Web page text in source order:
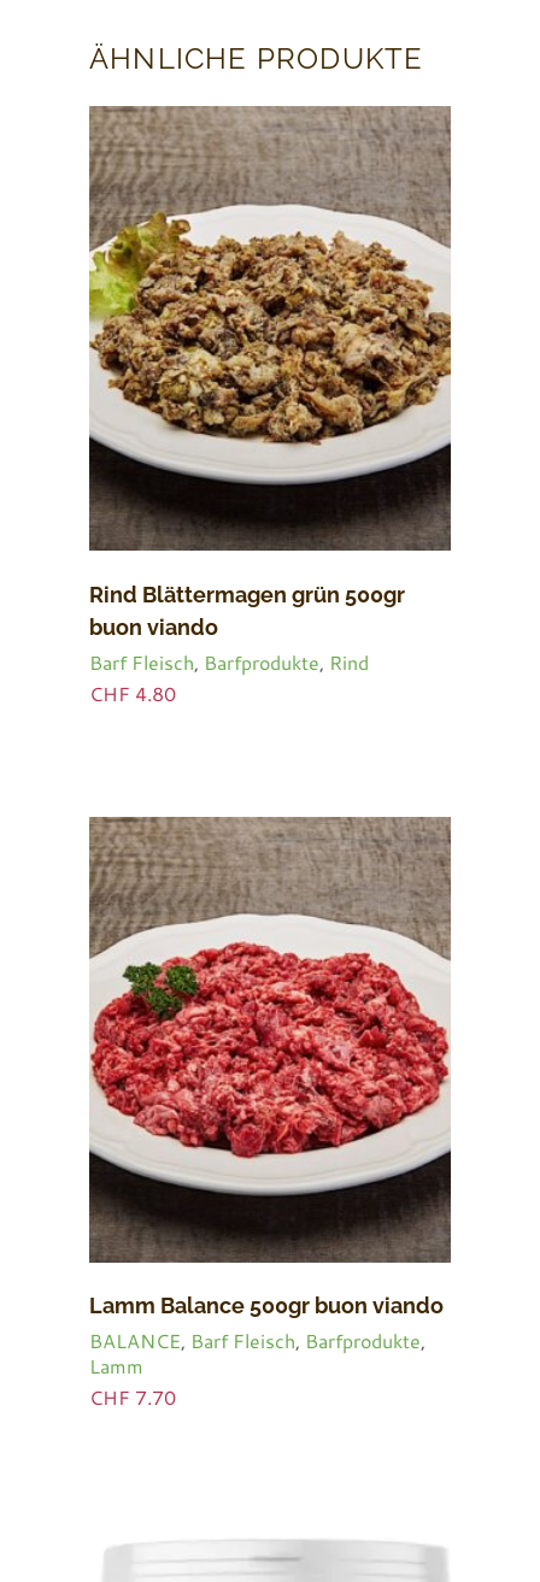
ÄHNLICHE PRODUKTE
Rind Blättermagen grün 500gr
buon viando
Barf Fleisch, Barfprodukte, Rind
CHF 4.80
Lamm Balance 500gr buon viando
BALANCE, Barf Fleisch, Barfprodukte,
Lamm
CHF 7.70